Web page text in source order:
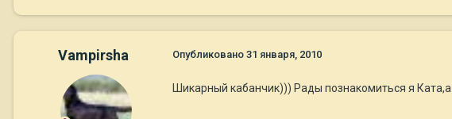
Vampirsha Опубликовано 31 января, 2010
Шикарный кабанчик))) Рады познакомиться я